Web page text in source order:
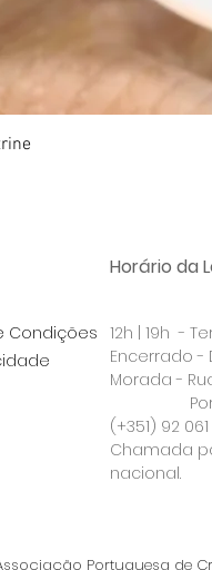
Condições
Horário da
12h | 19h -
Encerrado -
Morada -
(+351) 92
Chamada
nacional.
Portuguesa de